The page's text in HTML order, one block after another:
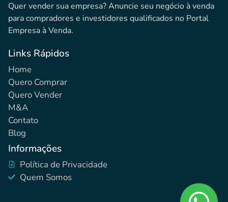
Quer vender sua empresa? Anuncie seu negócio à venda
para compradores e investidores qualificados no Portal
Empresa à Venda.
Links Rápidos
Home
Quero Comprar
Quero Vender
M&A
Contato
Blog
Informações
Política de Privacidade
Quem Somos